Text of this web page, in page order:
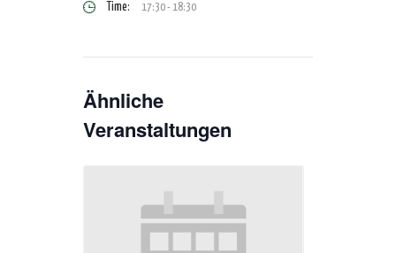
Time: 17:30 - 18:30
Ähnliche
Veranstaltungen